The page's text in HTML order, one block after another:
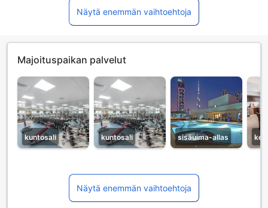
Näytä enemmän vaihtoehtoja
Majoituspaikan palvelut
kuntosali kuntosali sisäuima-allas
Näytä enemmän vaihtoehtoja